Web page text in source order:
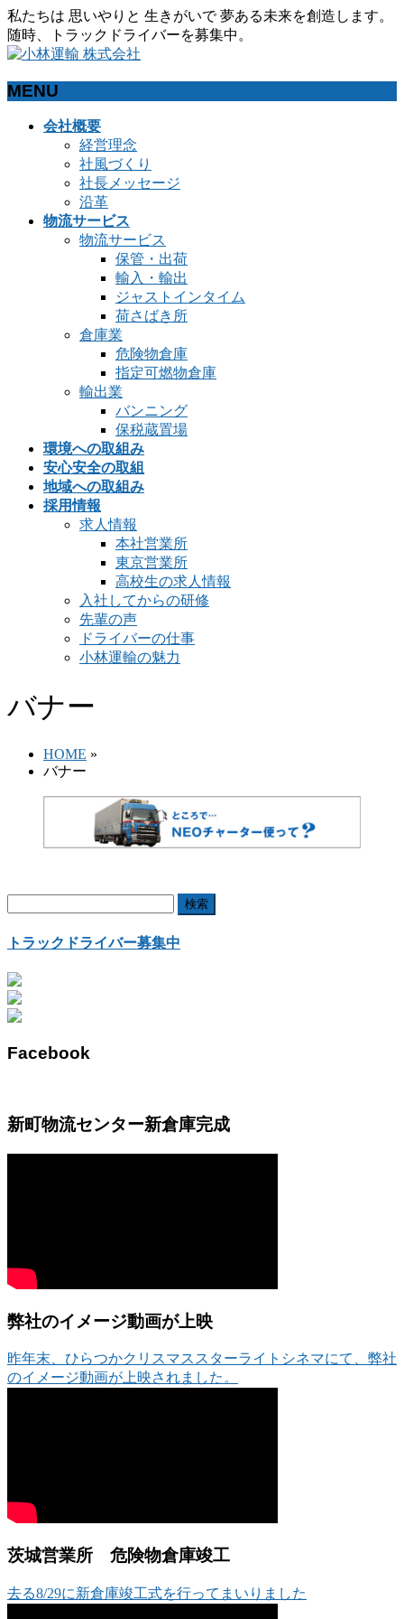
私たちは 思いやりと 生きがいで 夢ある未来を創造します。
随時、トラックドライバーを募集中。
MENU
会社概要
経営理念
社風づくり
社長メッセージ
沿革
物流サービス
物流サービス
保管・出荷
輸入・輸出
ジャストインタイム
荷さばき所
倉庫業
危険物倉庫
指定可燃物倉庫
輸出業
バンニング
保税蔵置場
環境への取組み
安心安全の取組
地域への取組み
採用情報
求人情報
本社営業所
東京営業所
高校生の求人情報
入社してからの研修
先輩の声
ドライバーの仕事
小林運輸の魅力
バナー
HOME »
バナー
トラックドライバー募集中
Facebook
新町物流センター新倉庫完成
弊社のイメージ動画が上映
昨年末、ひらつかクリスマススターライトシネマにて、弊社
のイメージ動画が上映されました。
茨城営業所 危険物倉庫竣工
去る8/29に新倉庫竣工式を行ってまいりました